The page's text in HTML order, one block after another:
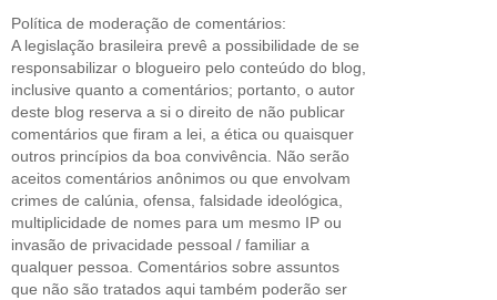
Política de moderação de comentários:
A legislação brasileira prevê a possibilidade de se
responsabilizar o blogueiro pelo conteúdo do blog,
inclusive quanto a comentários; portanto, o autor
deste blog reserva a si o direito de não publicar
comentários que firam a lei, a ética ou quaisquer
outros princípios da boa convivência. Não serão
aceitos comentários anônimos ou que envolvam
crimes de calúnia, ofensa, falsidade ideológica,
multiplicidade de nomes para um mesmo IP ou
invasão de privacidade pessoal / familiar a
qualquer pessoa. Comentários sobre assuntos
que não são tratados aqui também poderão ser